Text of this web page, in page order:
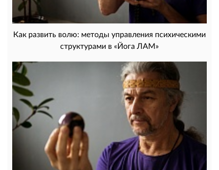
Как развить волю: методы управления психическими
структурами в «Йога ЛАМ»